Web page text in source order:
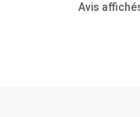
Avis